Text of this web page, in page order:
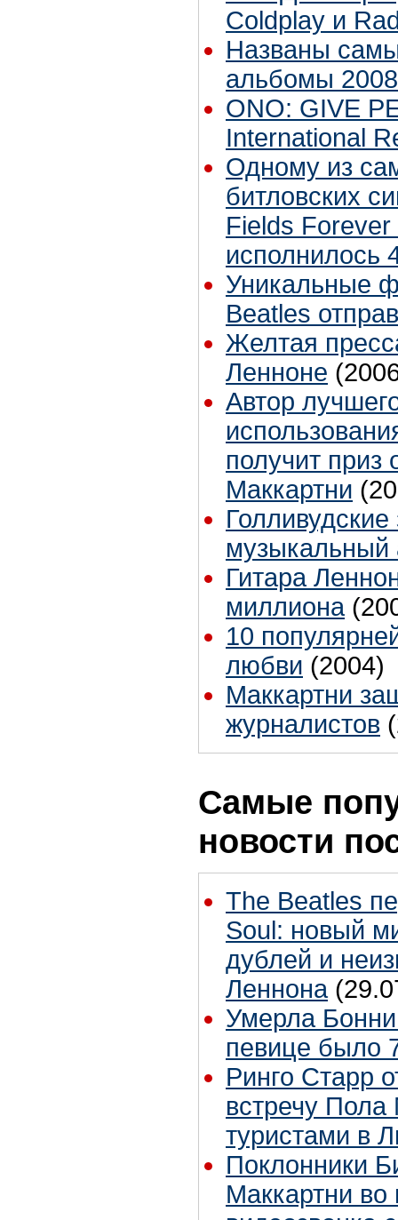
Coldplay и
Названы
альбомы
ONO: GIVE
International
Одному из
битловских
Fields
исполнилось
Уникальные
Beatles
Желтая
Ленноне
Автор
получит приз
Маккартни
музыкальный
Гитара
миллиона
10
любви (2004)
Маккартни
журналистов
Самые
новости
The Beatles
Soul: новый
дублей и
Леннона
Умерла
певице было
Ринго Старр
встречу Пола
туристами в
Поклонники
Маккартни во